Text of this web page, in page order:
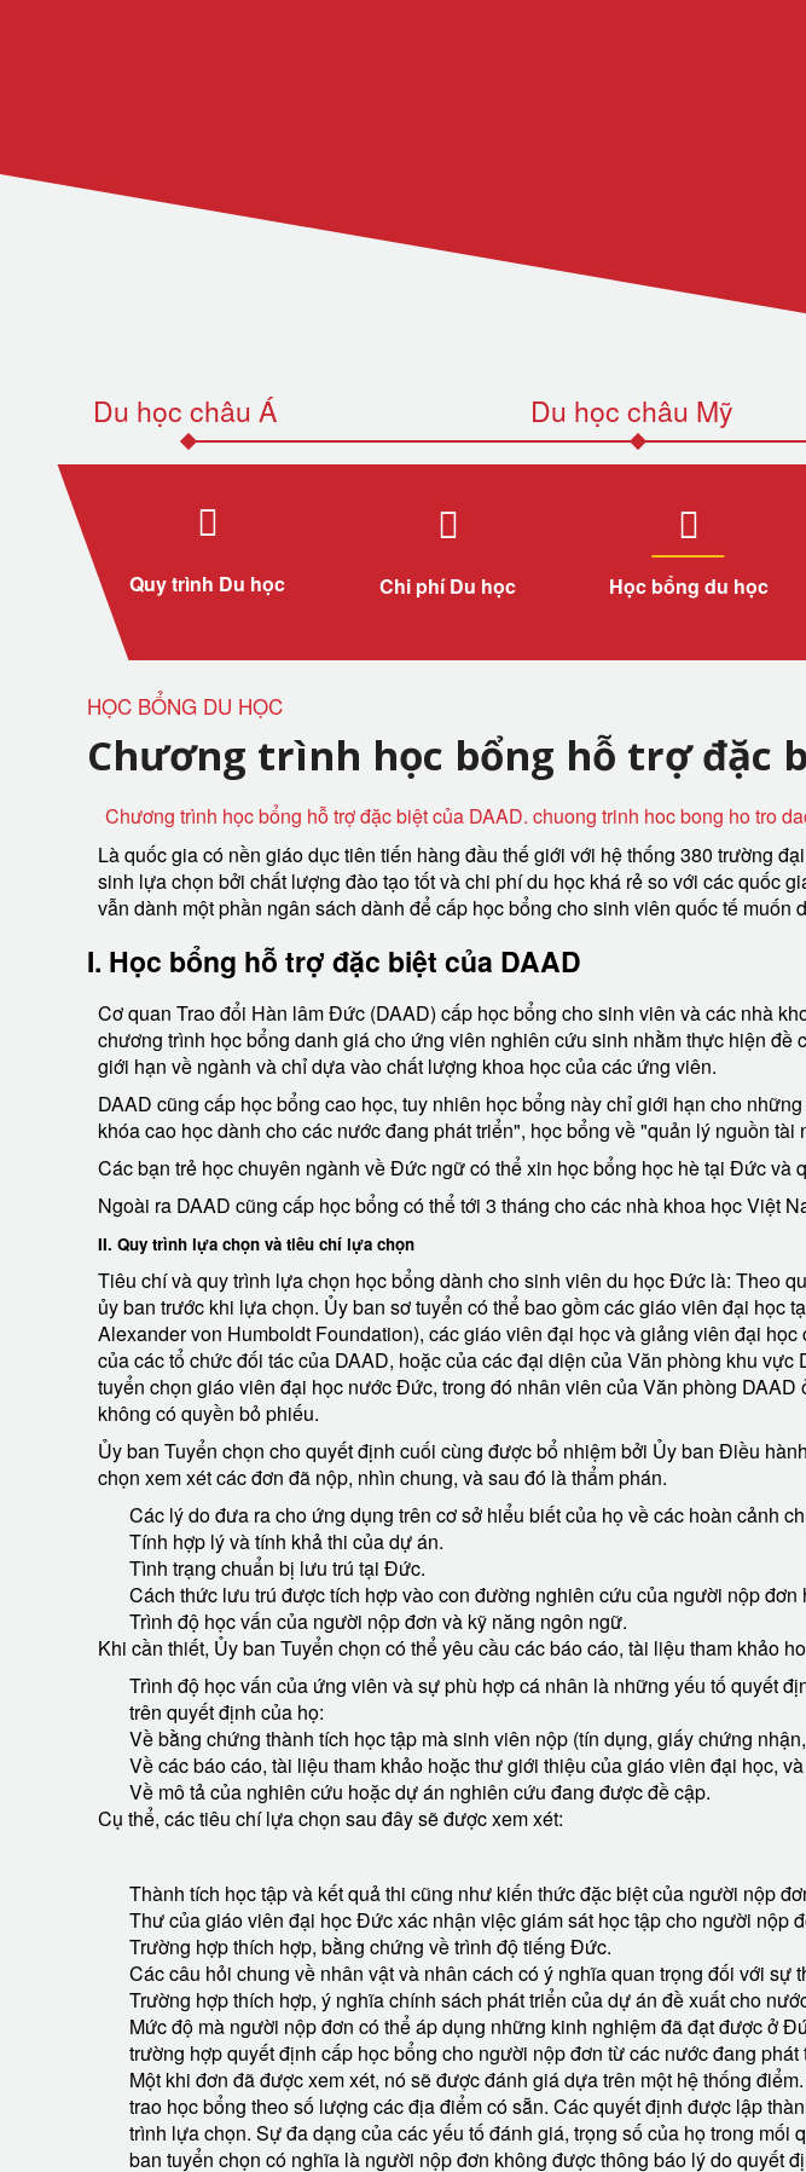
Du học châu Á Du học châu Mỹ
Quy trình Du học Chi phí Du học Học bổng du học
HỌC BỔNG DU HỌC
Chương trình học bổng hỗ trợ đặc
Chương trình học bổng hỗ trợ đặc biệt của DAAD. chuong trinh hoc bong ho tro
Là quốc gia có nền giáo dục tiên tiến hàng đầu thế giới với hệ thống 380 trường
sinh lựa chọn bởi chất lượng đào tạo tốt và chi phí du học khá rẻ so với các quốc
vẫn dành một phần ngân sách dành để cấp học bổng cho sinh viên quốc tế muốn
I. Học bổng hỗ trợ đặc biệt của DAAD
Cơ quan Trao đổi Hàn lâm Đức (DAAD) cấp học bổng cho sinh viên và các nhà
chương trình học bổng danh giá cho ứng viên nghiên cứu sinh nhằm thực hiện
giới hạn về ngành và chỉ dựa vào chất lượng khoa học của các ứng viên.
DAAD cũng cấp học bổng cao học, tuy nhiên học bổng này chỉ giới hạn cho
khóa cao học dành cho các nước đang phát triển", học bổng về "quản lý nguồn
Các bạn trẻ học chuyên ngành về Đức ngữ có thể xin học bổng học hè tại Đức và
Ngoài ra DAAD cũng cấp học bổng có thể tới 3 tháng cho các nhà khoa học Việt
II. Quy trình lựa chọn và tiêu chí lựa chọn
Tiêu chí và quy trình lựa chọn học bổng dành cho sinh viên du học Đức là: Theo
ủy ban trước khi lựa chọn. Ủy ban sơ tuyển có thể bao gồm các giáo viên đại
Alexander von Humboldt Foundation), các giáo viên đại học và giảng viên đại
của các tổ chức đối tác của DAAD, hoặc của các đại diện của Văn phòng khu
tuyển chọn giáo viên đại học nước Đức, trong đó nhân viên của Văn phòng
không có quyền bỏ phiếu.
Ủy ban Tuyển chọn cho quyết định cuối cùng được bổ nhiệm bởi Ủy ban Điều
chọn xem xét các đơn đã nộp, nhìn chung, và sau đó là thẩm phán.
Các lý do đưa ra cho ứng dụng trên cơ sở hiểu biết của họ về các hoàn cảnh
Tính hợp lý và tính khả thi của dự án.
Tình trạng chuẩn bị lưu trú tại Đức.
Cách thức lưu trú được tích hợp vào con đường nghiên cứu của người nộp đơn
Trình độ học vấn của người nộp đơn và kỹ năng ngôn ngữ.
Khi cần thiết, Ủy ban Tuyển chọn có thể yêu cầu các báo cáo, tài liệu tham khảo
Trình độ học vấn của ứng viên và sự phù hợp cá nhân là những yếu tố quyết
trên quyết định của họ:
Về bằng chứng thành tích học tập mà sinh viên nộp (tín dụng, giấy chứng
Về các báo cáo, tài liệu tham khảo hoặc thư giới thiệu của giáo viên đại học, và
Về mô tả của nghiên cứu hoặc dự án nghiên cứu đang được đề cập.
Cụ thể, các tiêu chí lựa chọn sau đây sẽ được xem xét:
Thành tích học tập và kết quả thi cũng như kiến ​​thức đặc biệt của người nộp
Thư của giáo viên đại học Đức xác nhận việc giám sát học tập cho người
Trường hợp thích hợp, bằng chứng về trình độ tiếng Đức.
Các câu hỏi chung về nhân vật và nhân cách có ý nghĩa quan trọng đối với sự
Trường hợp thích hợp, ý nghĩa chính sách phát triển của dự án đề xuất cho
Mức độ mà người nộp đơn có thể áp dụng những kinh nghiệm đã đạt được ở
trường hợp quyết định cấp học bổng cho người nộp đơn từ các nước đang phát
Một khi đơn đã được xem xét, nó sẽ được đánh giá dựa trên một hệ thống
trao học bổng theo số lượng các địa điểm có sẵn. Các quyết định được lập
trình lựa chọn. Sự đa dạng của các yếu tố đánh giá, trọng số của họ trong
ban tuyển chọn có nghĩa là người nộp đơn không được thông báo lý do quyết